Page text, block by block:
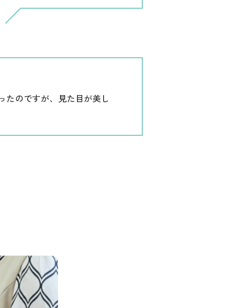
たのですが、見た目が美し